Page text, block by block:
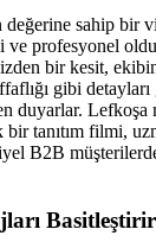
sahip bir
ve profesyonel
bir kesit,
gibi
duyarlar. Lefkoşa
tanıtım filmi,
B2B
Basitleştirir